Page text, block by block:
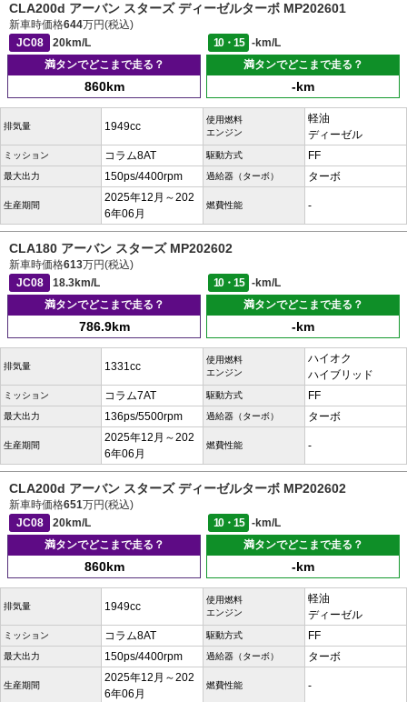
CLA200d アーバン スターズ ディーゼルターボ MP202601
新車時価格644万円(税込)
JC08
20km/L 10・15
-km/L
満タンでどこまで走る？
860km
満タンでどこまで走る？
-km
排気量 1949cc
使用燃料
エンジン
軽油
ディーゼル
ミッション コラム8AT 駆動方式 FF
最大出力 150ps/4400rpm 過給器（ターボ） ターボ
生産期間
2025年12月～202
6年06月
燃費性能 -
CLA180 アーバン スターズ MP202602
新車時価格613万円(税込)
JC08
18.3km/L 10・15
-km/L
満タンでどこまで走る？
786.9km
満タンでどこまで走る？
-km
排気量 1331cc
使用燃料
エンジン
ハイオク
ハイブリッド
ミッション コラム7AT 駆動方式 FF
最大出力 136ps/5500rpm 過給器（ターボ） ターボ
生産期間
2025年12月～202
6年06月
燃費性能 -
CLA200d アーバン スターズ ディーゼルターボ MP202602
新車時価格651万円(税込)
JC08
20km/L 10・15
-km/L
満タンでどこまで走る？
860km
満タンでどこまで走る？
-km
排気量 1949cc
使用燃料
エンジン
軽油
ディーゼル
ミッション コラム8AT 駆動方式 FF
最大出力 150ps/4400rpm 過給器（ターボ） ターボ
生産期間
2025年12月～202
6年06月
燃費性能 -